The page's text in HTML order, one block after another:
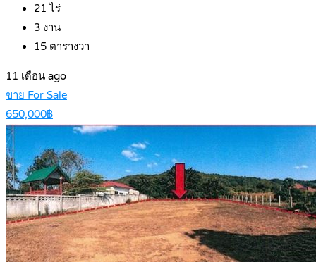
21 ไร่
3 งาน
15 ตารางวา
11 เดือน ago
ขาย For Sale
650,000฿